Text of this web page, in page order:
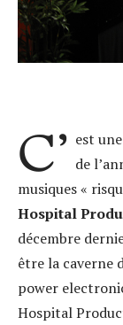
C’ est
de
musiques «
Hospital
décembre
être la caverne
power
Hospital